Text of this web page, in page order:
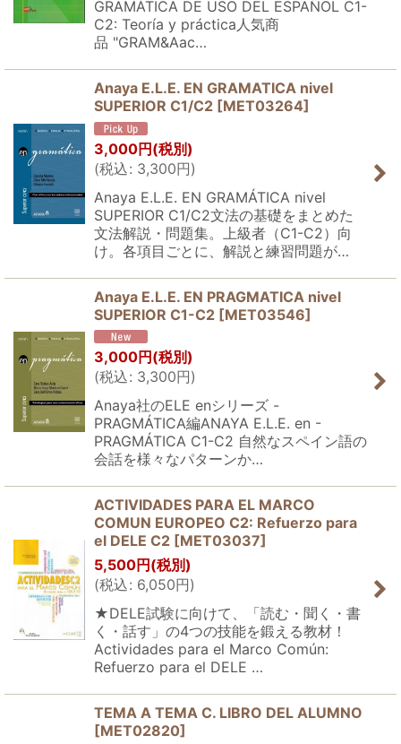
GRAMÁTICA DE USO DEL ESPAÑOL C1-
C2: Teoría y práctica人気商
品 "GRAM&Aac…
Anaya E.L.E. EN GRAMATICA nivel
SUPERIOR C1/C2 [MET03264]
3,000円(税別)
(税込: 3,300円)
Anaya E.L.E. EN GRAMÁTICA nivel
SUPERIOR C1/C2文法の基礎をまとめた
文法解説・問題集。上級者（C1-C2）向
け。各項目ごとに、解説と練習問題が…
Anaya E.L.E. EN PRAGMATICA nivel
SUPERIOR C1-C2 [MET03546]
3,000円(税別)
(税込: 3,300円)
Anaya社のELE enシリーズ -
PRAGMÁTICA編ANAYA E.L.E. en -
PRAGMÁTICA C1-C2 自然なスペイン語の
会話を様々なパターンか…
ACTIVIDADES PARA EL MARCO
COMUN EUROPEO C2: Refuerzo para
el DELE C2 [MET03037]
5,500円(税別)
(税込: 6,050円)
★DELE試験に向けて、「読む・聞く・書
く・話す」の4つの技能を鍛える教材！
Actividades para el Marco Común:
Refuerzo para el DELE …
TEMA A TEMA C. LIBRO DEL ALUMNO
[MET02820]